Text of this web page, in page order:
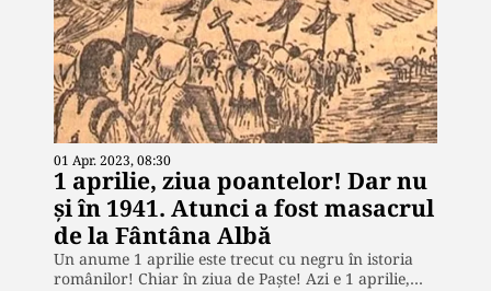
01 Apr. 2023, 08:30
1 aprilie, ziua poantelor! Dar nu
și în 1941. Atunci a fost masacrul
de la Fântâna Albă
Un anume 1 aprilie este trecut cu negru în istoria
românilor! Chiar în ziua de Paște! Azi e 1 aprilie,…